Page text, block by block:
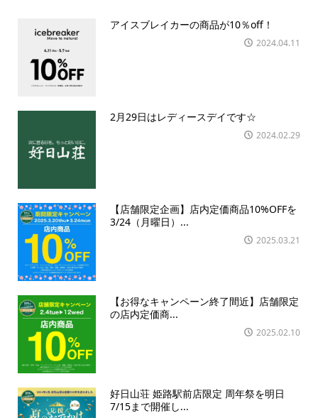
アイスブレイカーの商品が10％off！
2024.04.11
2月29日はレディースデイです☆
2024.02.29
【店舗限定企画】店内定価商品10%OFFを
3/24（月曜日）...
2025.03.21
【お得なキャンペーン終了間近】店舗限定
の店内定価商...
2025.02.10
好日山荘 姫路駅前店限定 周年祭を明日
7/15まで開催し...